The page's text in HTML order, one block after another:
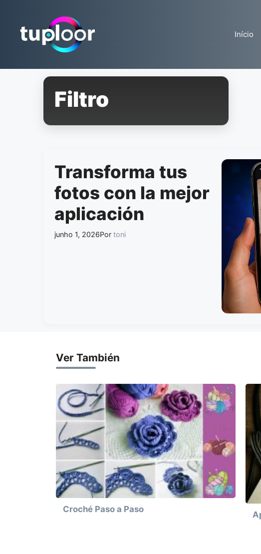
conteúdo
Início
Filtro
Transforma tus
fotos con la mejor
aplicación
junho 1, 2026Por toni
Ver También
Croché Paso a Paso